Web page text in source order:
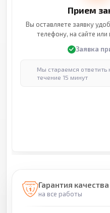
Прием
Вы оставляете заявку
телефону, на сайте
Заявка
Мы стараемся ответить
течение 15 минут
Гарантия качества
на все работы